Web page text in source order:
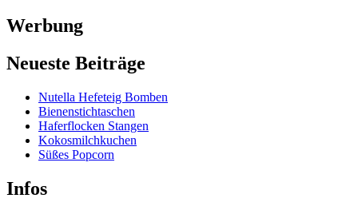
Werbung
Neueste Beiträge
Nutella Hefeteig Bomben
Bienenstichtaschen
Haferflocken Stangen
Kokosmilchkuchen
Süßes Popcorn
Infos